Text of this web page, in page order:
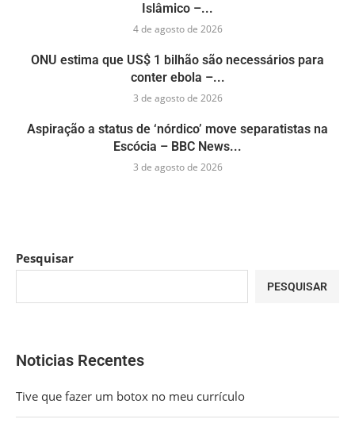
Islâmico –...
4 de agosto de 2026
ONU estima que US$ 1 bilhão são necessários para
conter ebola –...
3 de agosto de 2026
Aspiração a status de ‘nórdico’ move separatistas na
Escócia – BBC News...
3 de agosto de 2026
Pesquisar
PESQUISAR
Noticias Recentes
Tive que fazer um botox no meu currículo